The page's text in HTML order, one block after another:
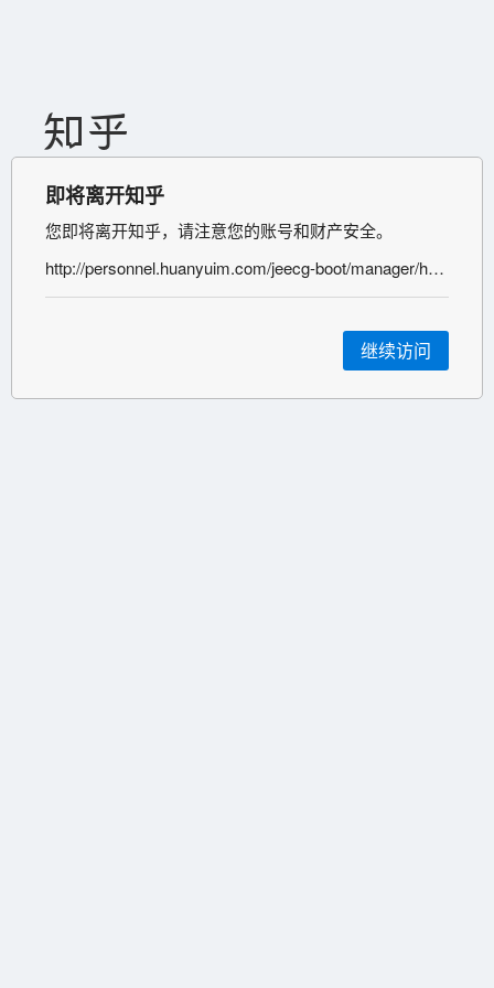
即将离开知乎
您即将离开知乎，请注意您的账号和财产安全。
http://personnel.huanyuim.com/jeecg-boot/manager/hyMobileDownload/zhiHuDownload?platform=2&deviceType=2
继续访问